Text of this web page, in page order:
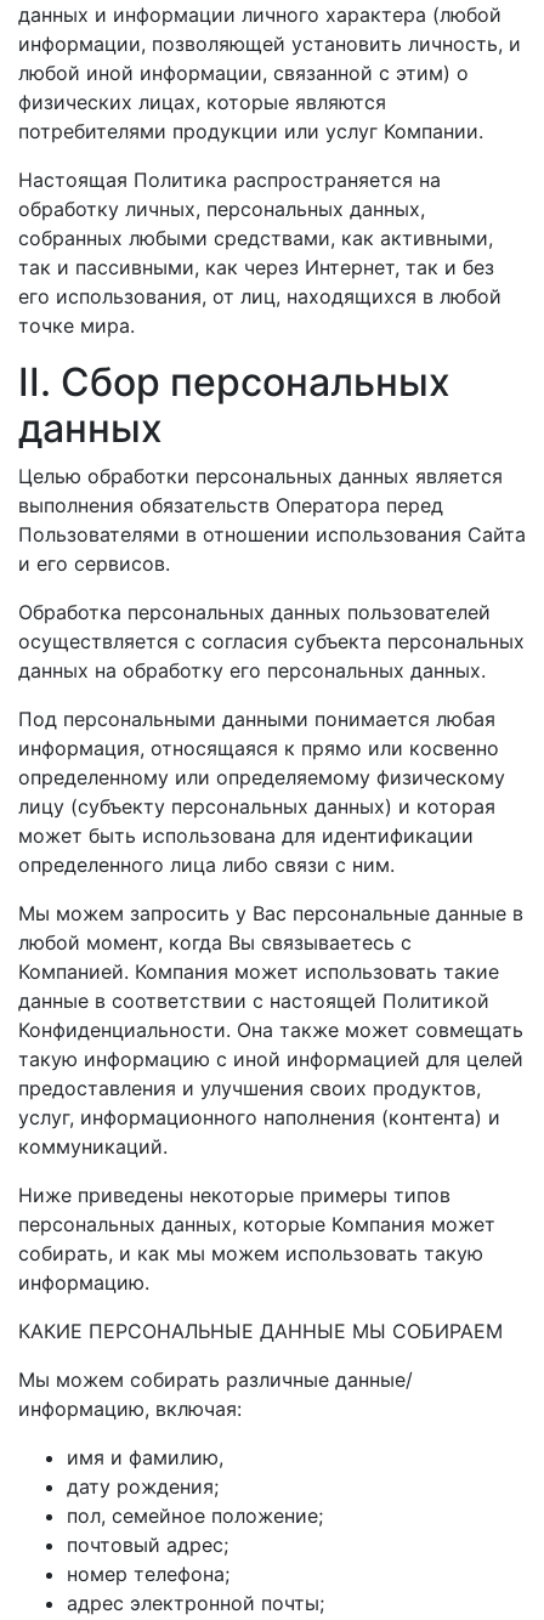
данных и информации личного характера (любой
информации, позволяющей установить личность, и
любой иной информации, связанной с этим) о
физических лицах, которые являются
потребителями продукции или услуг Компании.
Настоящая Политика распространяется на
обработку личных, персональных данных,
собранных любыми средствами, как активными,
так и пассивными, как через Интернет, так и без
его использования, от лиц, находящихся в любой
точке мира.
II. Сбор персональных
данных
Целью обработки персональных данных является
выполнения обязательств Оператора перед
Пользователями в отношении использования Сайта
и его сервисов.
Обработка персональных данных пользователей
осуществляется с согласия субъекта персональных
данных на обработку его персональных данных.
Под персональными данными понимается любая
информация, относящаяся к прямо или косвенно
определенному или определяемому физическому
лицу (субъекту персональных данных) и которая
может быть использована для идентификации
определенного лица либо связи с ним.
Мы можем запросить у Вас персональные данные в
любой момент, когда Вы связываетесь с
Компанией. Компания может использовать такие
данные в соответствии с настоящей Политикой
Конфиденциальности. Она также может совмещать
такую информацию с иной информацией для целей
предоставления и улучшения своих продуктов,
услуг, информационного наполнения (контента) и
коммуникаций.
Ниже приведены некоторые примеры типов
персональных данных, которые Компания может
собирать, и как мы можем использовать такую
информацию.
КАКИЕ ПЕРСОНАЛЬНЫЕ ДАННЫЕ МЫ СОБИРАЕМ
Мы можем собирать различные данные/
информацию, включая:
имя и фамилию,
дату рождения;
пол, семейное положение;
почтовый адрес;
номер телефона;
адрес электронной почты;